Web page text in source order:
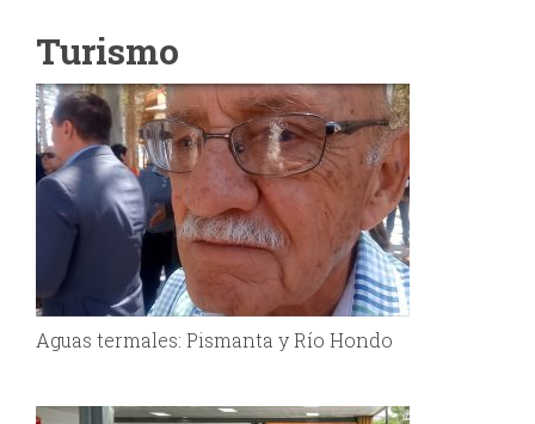
Turismo
Aguas termales: Pismanta y Río Hondo